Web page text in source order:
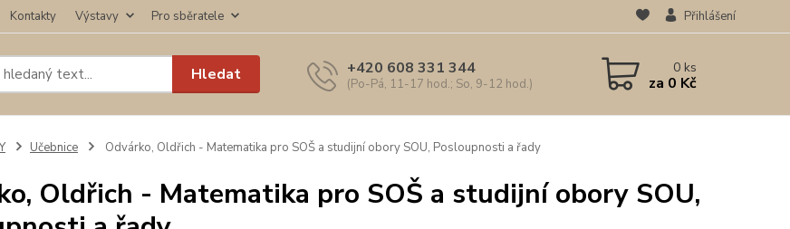
Kontakty Výstavy Pro sběratele Přihlášení
Hledat +420 608 331 344
(Po-Pá, 11-17 hod.; So, 9-12 hod.)
0ks
za 0 Kč
Učebnice Odvárko, Oldřich - Matematika pro SOŠ a studijní obory SOU, Posloupnosti a řady
Oldřich - Matematika pro SOŠ a studijní obory SOU,